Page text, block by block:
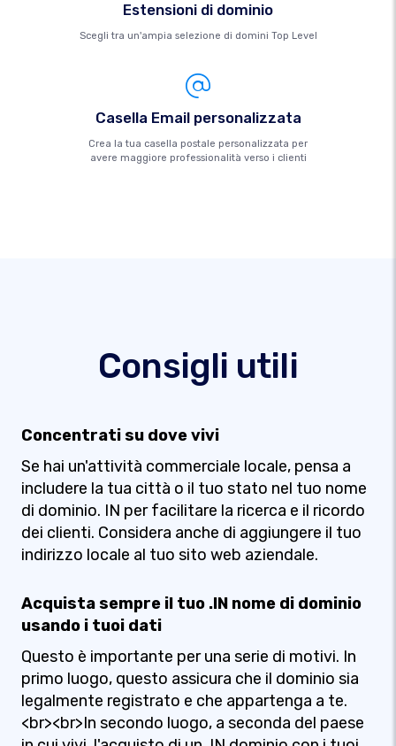
Estensioni di dominio
Scegli tra un'ampia selezione di domini Top Level
Casella Email personalizzata
Crea la tua casella postale personalizzata per
avere maggiore professionalità verso i clienti
Consigli utili
Concentrati su dove vivi
Se hai un'attività commerciale locale, pensa a
includere la tua città o il tuo stato nel tuo nome
di dominio. IN per facilitare la ricerca e il ricordo
dei clienti. Considera anche di aggiungere il tuo
indirizzo locale al tuo sito web aziendale.
Acquista sempre il tuo .IN nome di dominio
usando i tuoi dati
Questo è importante per una serie di motivi. In
primo luogo, questo assicura che il dominio sia
legalmente registrato e che appartenga a te.
<br><br>In secondo luogo, a seconda del paese